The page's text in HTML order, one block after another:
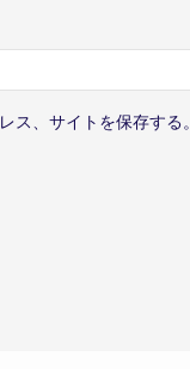
、サイトを保存する。